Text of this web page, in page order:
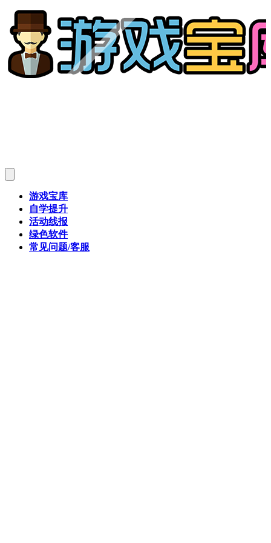
游戏宝库
自学提升
活动线报
绿色软件
常见问题/客服